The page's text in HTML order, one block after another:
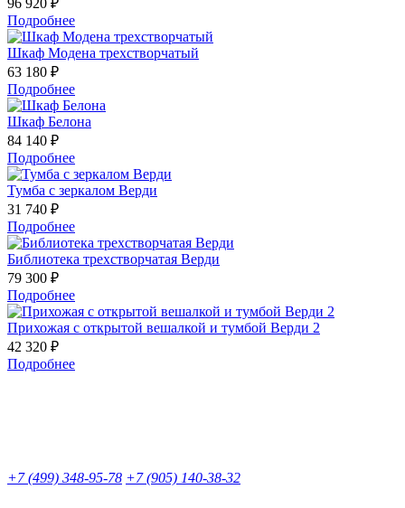
Подробнее
Шкаф Модена трехстворчатый
63 180 ₽
Подробнее
Шкаф Белона
84 140 ₽
Подробнее
Тумба с зеркалом Верди
31 740 ₽
Подробнее
Библиотека трехстворчатая Верди
79 300 ₽
Подробнее
Прихожая с открытой вешалкой и тумбой Верди 2
42 320 ₽
Подробнее
+7 (499) 348-95-78 +7 (905) 140-38-32